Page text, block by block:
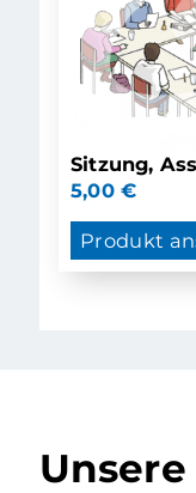
Sitzung,
5,00 €
Produkt